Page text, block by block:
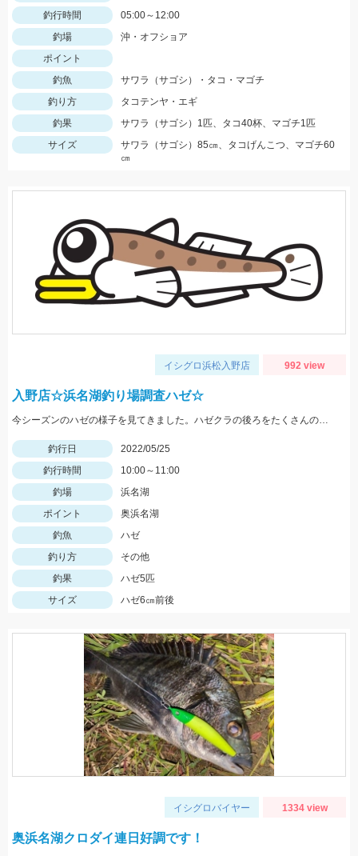
釣行時間
05:00～12:00
釣場
沖・オフショア
ポイント
釣魚
サワラ（サゴシ）・タコ・マゴチ
釣り方
タコテンヤ・エギ
釣果
サワラ（サゴシ）1匹、タコ40杯、マゴチ1匹
サイズ
サワラ（サゴシ）85㎝、タコげんこつ、マゴチ60
㎝
イシグロ浜松入野店 992 view
入野店☆浜名湖釣り場調査ハゼ☆
今シーズンのハゼの様子を見てきました。ハゼクラの後ろをたくさんのハゼが付いてきたので今後楽しみですよ♪今後もちょくちょく様子見てきますね。
釣行日
2022/05/25
釣行時間
10:00～11:00
釣場
浜名湖
ポイント
奥浜名湖
釣魚
ハゼ
釣り方
その他
釣果
ハゼ5匹
サイズ
ハゼ6㎝前後
イシグロバイヤー 1334 view
奥浜名湖クロダイ連日好調です！